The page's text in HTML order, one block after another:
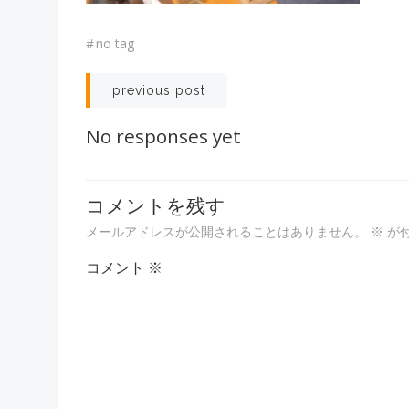
#no tag
投
稿
ビ
ゲ
previous post
No responses yet
コメントを残す
メールアドレスが公開されることはありません。 ※ が
コメント ※